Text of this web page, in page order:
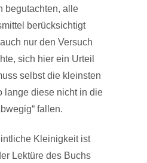
begutachten, alle
berücksichtigt
nur den Versuch
sich hier ein Urteil
selbst die kleinsten
lange diese nicht in die
fallen.
Kleinigkeit ist
Lektüre des Buchs